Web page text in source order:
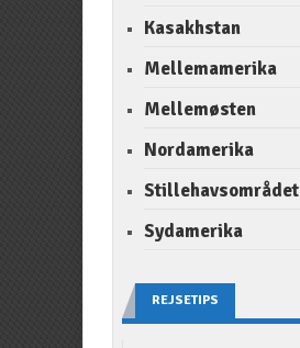
Kasakhstan
Mellemamerika
Mellemøsten
Nordamerika
Stillehavsområdet
Sydamerika
REJSETIPS